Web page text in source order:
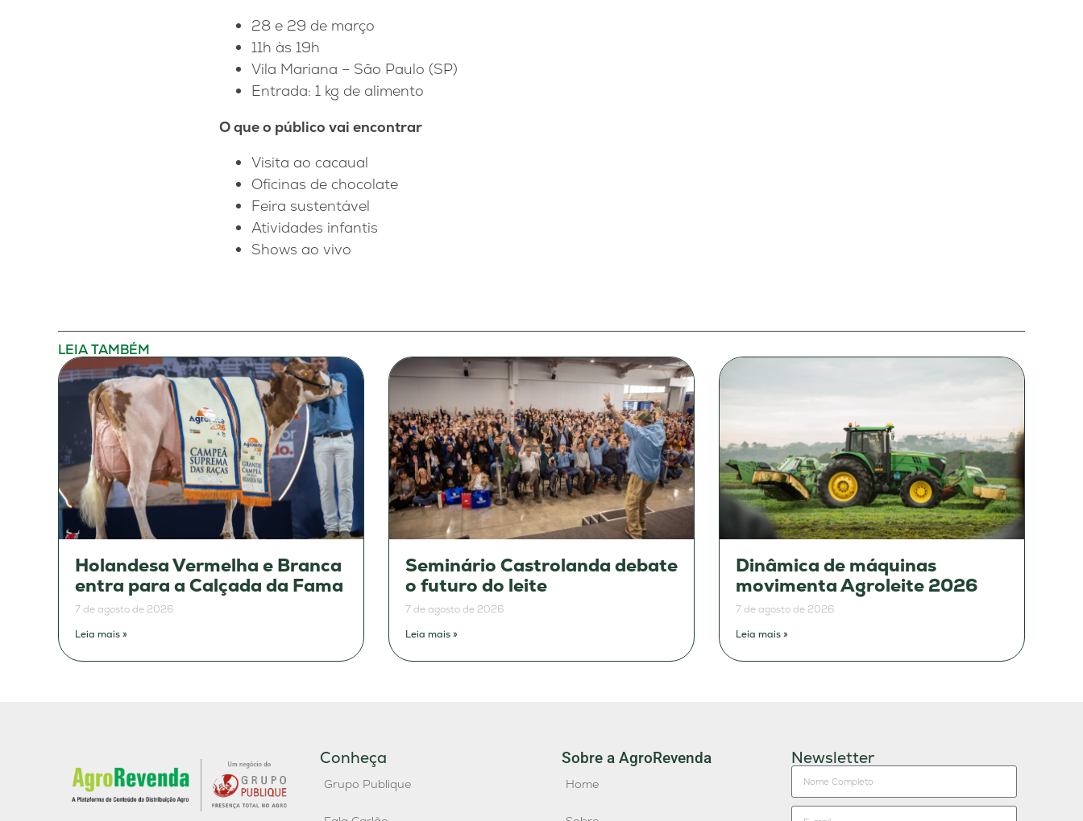
28 e 29 de março
11h às 19h
Vila Mariana – São Paulo (SP)
Entrada: 1 kg de alimento
O que o público vai encontrar
Visita ao cacaual
Oficinas de chocolate
Feira sustentável
Atividades infantis
Shows ao vivo
LEIA TAMBÉM
Holandesa Vermelha e Branca
entra para a Calçada da Fama
7 de agosto de 2026
Leia mais »
Seminário Castrolanda debate
o futuro do leite
7 de agosto de 2026
Leia mais »
Dinâmica de máquinas
movimenta Agroleite 2026
7 de agosto de 2026
Leia mais »
Conheça
Grupo Publique
Sobre a AgroRevenda
Home
Newsletter